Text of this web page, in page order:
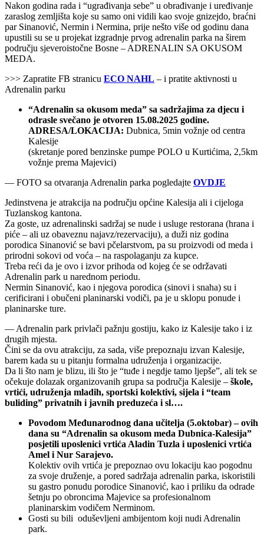
Nakon godina rada i “ugrađivanja sebe” u obrađivanje i uređivanje
zaraslog zemljišta koje su samo oni vidili kao svoje gnizejdo, braćni
par Sinanović, Nermin i Nermina, prije nešto više od godinu dana
upustili su se u projekat izgradnje prvog adrenalin parka na širem
području sjeveroistočne Bosne – ADRENALIN SA OKUSOM
MEDA.
>>> Zapratite FB stranicu ECO NAHL – i pratite aktivnosti u
Adrenalin parku
“Adrenalin sa okusom meda” sa sadržajima za djecu i
odrasle svečano je otvoren 15.08.2025 godine.
ADRESA/LOKACIJA: Dubnica, 5min vožnje od centra
Kalesije
(skretanje pored benzinske pumpe POLO u Kurtićima, 2,5km
vožnje prema Majevici)
— FOTO sa otvaranja Adrenalin parka pogledajte OVDJE
Jedinstvena je atrakcija na području općine Kalesija ali i cijeloga
Tuzlanskog kantona.
Za goste, uz adrenalinski sadržaj se nude i usluge restorana (hrana i
piće – ali uz obaveznu najavz/rezervaciju), a duži niz godina
porodica Sinanović se bavi pčelarstvom, pa su proizvodi od meda i
prirodni sokovi od voća – na raspolaganju za kupce.
Treba reći da je ovo i izvor prihoda od kojeg će se održavati
Adrenalin park u narednom periodu.
Nermin Sinanović, kao i njegova porodica (sinovi i snaha) su i
cerificirani i obučeni planinarski vodiči, pa je u sklopu ponude i
planinarske ture.
— Adrenalin park privlači pažnju gostiju, kako iz Kalesije tako i iz
drugih mjesta.
Čini se da ovu atrakciju, za sada, više prepoznaju izvan Kalesije,
barem kada su u pitanju formalna udruženja i organizacije.
Da li što nam je blizu, ili što je “tuđe i negdje tamo ljepše”, ali tek se
očekuje dolazak organizovanih grupa sa područja Kalesije – škole,
vrtići, udruženja mladih, sportski kolektivi, sijela i “team
buliding” privatnih i javnih preduzeća i sl….
Povodom Međunarodnog dana učitelja (5.oktobar) – ovih
dana su “Adrenalin sa okusom meda Dubnica-Kalesija”
posjetili uposlenici vrtića Aladin Tuzla i uposlenici vrtića
Amel i Nur Sarajevo.
Kolektiv ovih vrtića je prepoznao ovu lokaciju kao pogodnu
za svoje druženje, a pored sadržaja adrenalin parka, iskoristili
su gastro ponudu porodice Sinanović, kao i priliku da odrade
šetnju po obroncima Majevice sa profesionalnom
planinarskim vodičem Nerminom.
Gosti su bili oduševljeni ambijentom koji nudi Adrenalin
park.